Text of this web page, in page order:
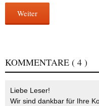
Weiter
KOMMENTARE ( 4 )
Liebe Leser!
Wir sind dankbar für Ihre